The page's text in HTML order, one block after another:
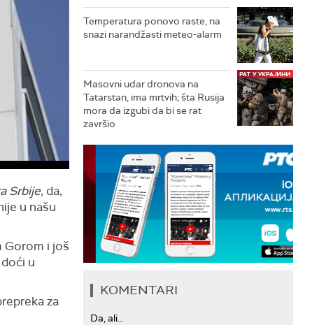
Srbije, da,
u našu
Gorom i još
u
za
Temperatura ponovo raste, na
snazi narandžasti meteo-alarm
Masovni udar dronova na
Tatarstan, ima mrtvih; šta Rusija
mora da izgubi da bi se rat
završio
KOMENTARI
Da, ali...